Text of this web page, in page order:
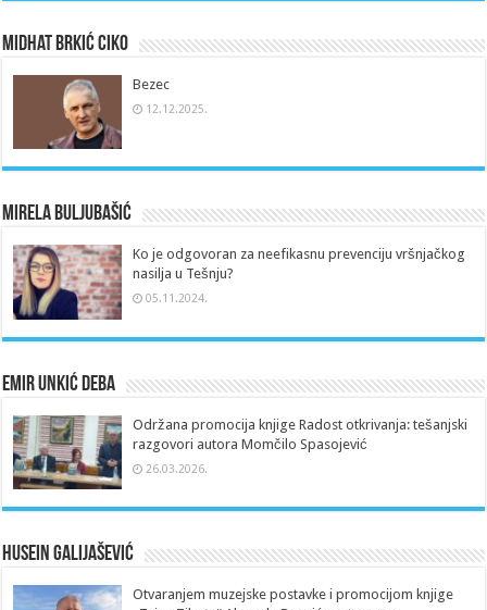
Midhat Brkić Ciko
Bezec
12.12.2025.
Mirela Buljubašić
Ko je odgovoran za neefikasnu prevenciju vršnjačkog
nasilja u Tešnju?
05.11.2024.
Emir Unkić Deba
Održana promocija knjige Radost otkrivanja: tešanjski
razgovori autora Momčilo Spasojević
26.03.2026.
Husein Galijašević
Otvaranjem muzejske postavke i promocijom knjige